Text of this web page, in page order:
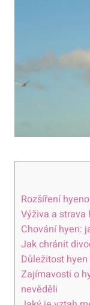
Rozšíření
Výživa a strava
Chování hyen:
Jak chránit
Důležitost
Zajímavosti o
nevěděli